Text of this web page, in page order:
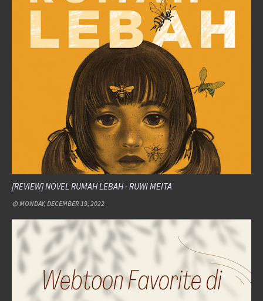
[REVIEW] NOVEL RUMAH LEBAH - RUWI MEITA
MONDAY, DECEMBER 19, 2022